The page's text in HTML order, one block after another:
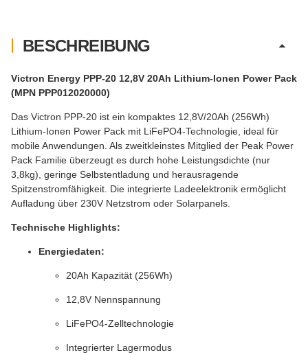
BESCHREIBUNG
Victron Energy PPP-20 12,8V 20Ah Lithium-Ionen Power Pack
(MPN PPP012020000)
Das Victron PPP-20 ist ein kompaktes 12,8V/20Ah (256Wh)
Lithium-Ionen Power Pack mit LiFePO4-Technologie, ideal für
mobile Anwendungen. Als zweitkleinstes Mitglied der Peak Power
Pack Familie überzeugt es durch hohe Leistungsdichte (nur
3,8kg), geringe Selbstentladung und herausragende
Spitzenstromfähigkeit. Die integrierte Ladeelektronik ermöglicht
Aufladung über 230V Netzstrom oder Solarpanels.
Technische Highlights:
Energiedaten:
20Ah Kapazität (256Wh)
12,8V Nennspannung
LiFePO4-Zelltechnologie
Integrierter Lagermodus